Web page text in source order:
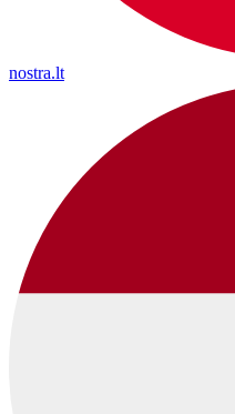
nostra.lt